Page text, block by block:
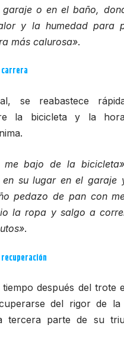
o en el baño,
y la humedad para
más calurosa».
carrera
se reabastece
la bicicleta y la
me bajo de la bicicleta»
en su lugar en el garaje
pedazo de pan con
la ropa y salgo a
.
después del trote
del rigor de la
tercera parte de su